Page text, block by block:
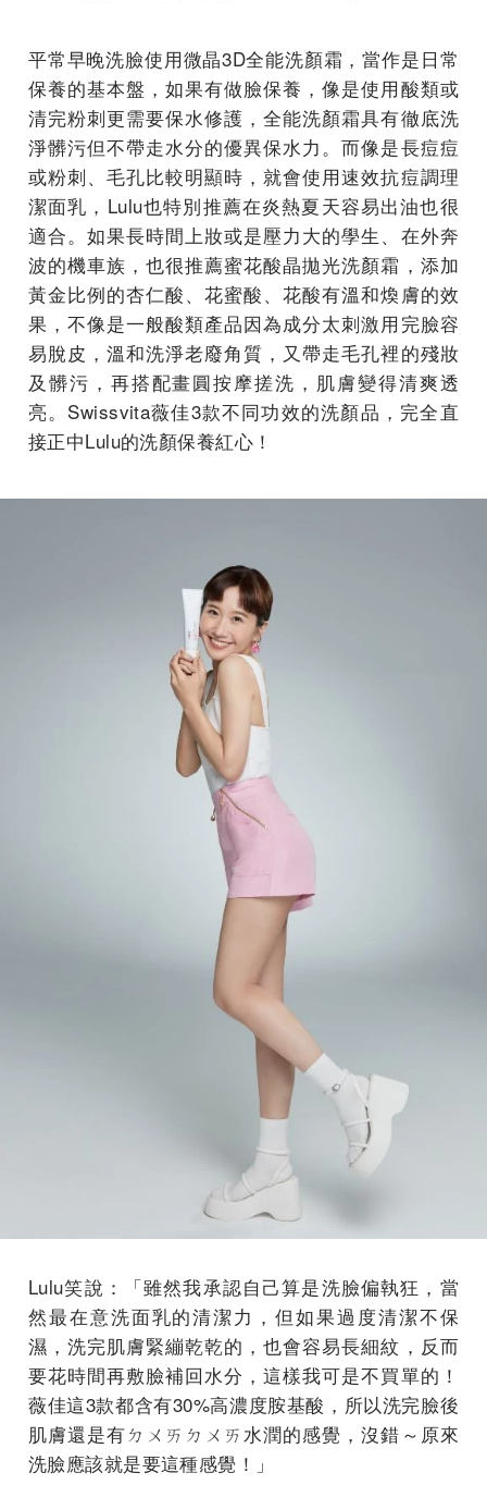
平常早晚洗臉使用微晶3D全能洗顏霜，當作是日常
保養的基本盤，如果有做臉保養，像是使用酸類或
清完粉刺更需要保水修護，全能洗顏霜具有徹底洗
淨髒污但不帶走水分的優異保水力。而像是長痘痘
或粉刺、毛孔比較明顯時，就會使用速效抗痘調理
潔面乳，Lulu也特別推薦在炎熱夏天容易出油也很
適合。如果長時間上妝或是壓力大的學生、在外奔
波的機車族，也很推薦蜜花酸晶拋光洗顏霜，添加
黃金比例的杏仁酸、花蜜酸、花酸有溫和煥膚的效
果，不像是一般酸類產品因為成分太刺激用完臉容
易脫皮，溫和洗淨老廢角質，又帶走毛孔裡的殘妝
及髒污，再搭配畫圓按摩搓洗，肌膚變得清爽透
亮。Swissvita薇佳3款不同功效的洗顏品，完全直
接正中Lulu的洗顏保養紅心！
Lulu笑說：「雖然我承認自己算是洗臉偏執狂，當
然最在意洗面乳的清潔力，但如果過度清潔不保
濕，洗完肌膚緊繃乾乾的，也會容易長細紋，反而
要花時間再敷臉補回水分，這樣我可是不買單的！
薇佳這3款都含有30%高濃度胺基酸，所以洗完臉後
肌膚還是有ㄉㄨㄞㄉㄨㄞ水潤的感覺，沒錯～原來
洗臉應該就是要這種感覺！」